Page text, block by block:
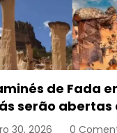
de Fada
serão abertas
controlada
30, 2026 0